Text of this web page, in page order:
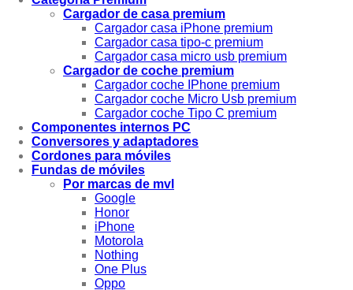
Cargador de casa premium
Cargador casa iPhone premium
Cargador casa tipo-c premium
Cargador casa micro usb premium
Cargador de coche premium
Cargador coche IPhone premium
Cargador coche Micro Usb premium
Cargador coche Tipo C premium
Componentes internos PC
Conversores y adaptadores
Cordones para móviles
Fundas de móviles
Por marcas de mvl
Google
Honor
iPhone
Motorola
Nothing
One Plus
Oppo